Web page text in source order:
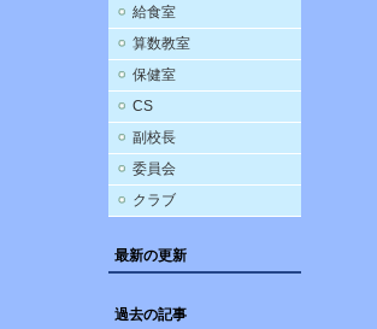
給食室
算数教室
保健室
CS
副校長
委員会
クラブ
最新の更新
過去の記事